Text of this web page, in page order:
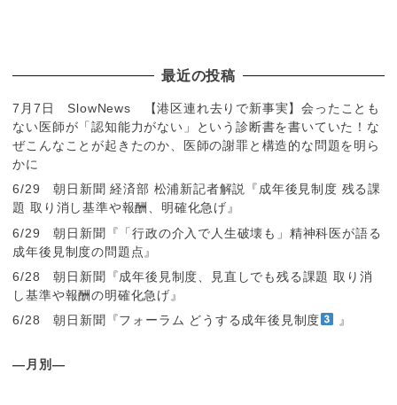
最近の投稿
7月7日 SlowNews 【港区連れ去りで新事実】会ったことも
ない医師が「認知能力がない」という診断書を書いていた！な
ぜこんなことが起きたのか、医師の謝罪と構造的な問題を明ら
かに
6/29 朝日新聞 経済部 松浦新記者解説『成年後見制度 残る課
題 取り消し基準や報酬、明確化急げ』
6/29 朝日新聞『「行政の介入で人生破壊も」精神科医が語る
成年後見制度の問題点』
6/28 朝日新聞『成年後見制度、見直しでも残る課題 取り消
し基準や報酬の明確化急げ』
6/28 朝日新聞『フォーラム どうする成年後見制度
』
―月別―